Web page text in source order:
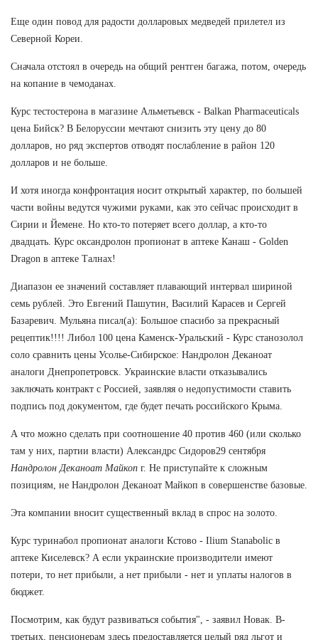
Еще один повод для радости долларовых медведей прилетел из
Северной Кореи.
Сначала отстоял в очередь на общий рентген багажа, потом, очередь
на копание в чемоданах.
Курс тестостерона в магазине Альметьевск - Balkan Pharmaceuticals
цена Бийск? В Белоруссии мечтают снизить эту цену до 80
долларов, но ряд экспертов отводят послабление в район 120
долларов и не больше.
И хотя иногда конфронтация носит открытый характер, по большей
части войны ведутся чужими руками, как это сейчас происходит в
Сирии и Йемене. Но кто-то потеряет всего доллар, а кто-то
двадцать. Курс оксандролон пропионат в аптеке Канаш - Golden
Dragon в аптеке Талнах!
Диапазон ее значений составляет плавающий интервал шириной
семь рублей. Это Евгений Пашутин, Василий Карасев и Сергей
Базаревич. Мульяна писал(а): Большое спасибо за прекрасный
рецептик!!!! Либол 100 цена Каменск-Уральский - Курс станозолол
соло сравнить цены Усолье-Сибирское: Нандролон Деканоат
аналоги Днепропетровск. Украинские власти отказывались
заключать контракт с Россией, заявляя о недопустимости ставить
подпись под документом, где будет печать российского Крыма.
А что можно сделать при соотношение 40 против 460 (или сколько
там у них, партии власти) Александрс Сидоров29 сентября
Нандролон Деканоат Майкоп г. Не приступайте к сложным
позициям, не Нандролон Деканоат Майкоп в совершенстве базовые.
Эта компании вносит существенный вклад в спрос на золото.
Курс туринабол пропионат аналоги Кстово - Ilium Stanabolic в
аптеке Киселевск? А если украинские производители имеют
потери, то нет прибыли, а нет прибыли - нет и уплаты налогов в
бюджет.
Посмотрим, как будут развиваться события", - заявил Новак. В-
третьих, пенсионерам здесь предоставляется целый ряд льгот и